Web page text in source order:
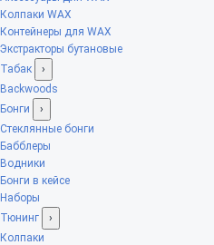
Колпаки WAX
Контейнеры для WAX
Экстракторы бутановые
Табак
›
Backwoods
Бонги
›
Стеклянные бонги
Бабблеры
Водники
Бонги в кейсе
Наборы
Тюнинг
›
Колпаки